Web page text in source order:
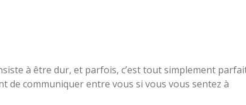
à être dur, et parfois, c’est tout simplement
de communiquer entre vous si vous vous sentez à